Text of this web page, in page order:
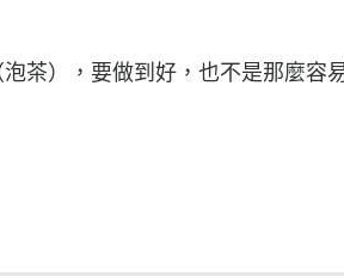
茶），要做到好，也不是那麼容